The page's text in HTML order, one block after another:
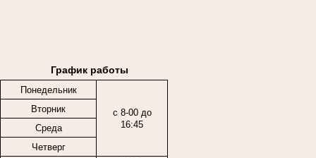
График работы
Понедельник
с 8-00 до
16:45
Вторник
Среда
Четверг